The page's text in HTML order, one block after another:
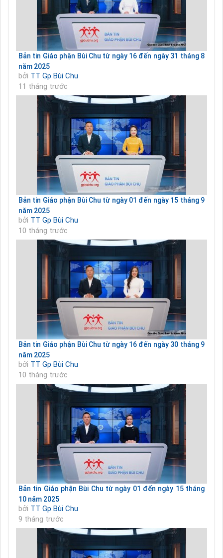
Bản tin Giáo phận Bùi Chu từ ngày 16 đến ngày 31 tháng 8
năm 2025
bởi TT Gp Bùi Chu
11 tháng trước
Bản tin Giáo phận Bùi Chu từ ngày 01 đến ngày 15 tháng 9
năm 2025
bởi TT Gp Bùi Chu
10 tháng trước
Bản tin Giáo phận Bùi Chu từ ngày 16 đến ngày 30 tháng 9
năm 2025
bởi TT Gp Bùi Chu
10 tháng trước
Bản tin Giáo phận Bùi Chu từ ngày 01 đến ngày 15 tháng
10 năm 2025
bởi TT Gp Bùi Chu
9 tháng trước